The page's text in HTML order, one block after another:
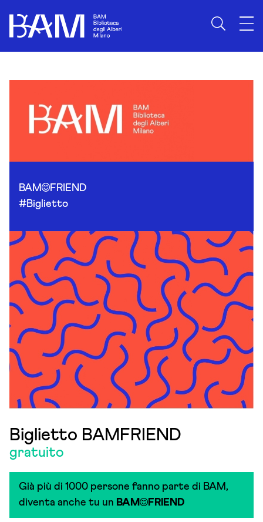
BAM
FRIEND
#Biglietto
Biglietto BAMFRIEND
gratuito
Già più di 1000 persone fanno parte di BAM,
diventa anche tu un BAM FRIEND